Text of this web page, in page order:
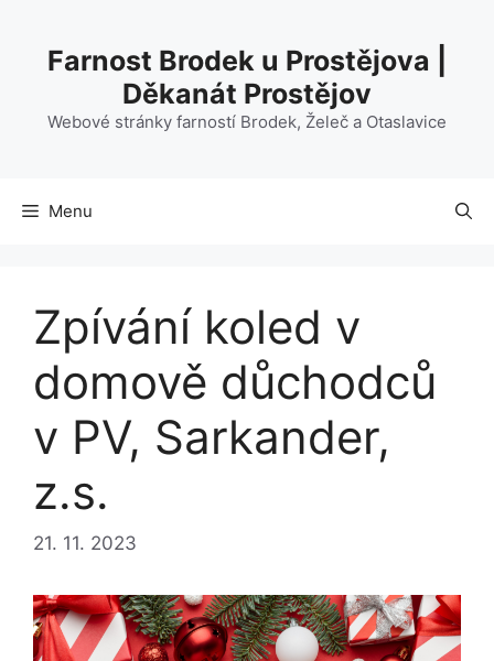
obsahFarnost Brodek u Prostějova |
Děkanát Prostějov
Webové stránky farností Brodek, Želeč a Otaslavice
Menu
Zpívání koled v
domově důchodců
v PV, Sarkander,
z.s.
21. 11. 2023